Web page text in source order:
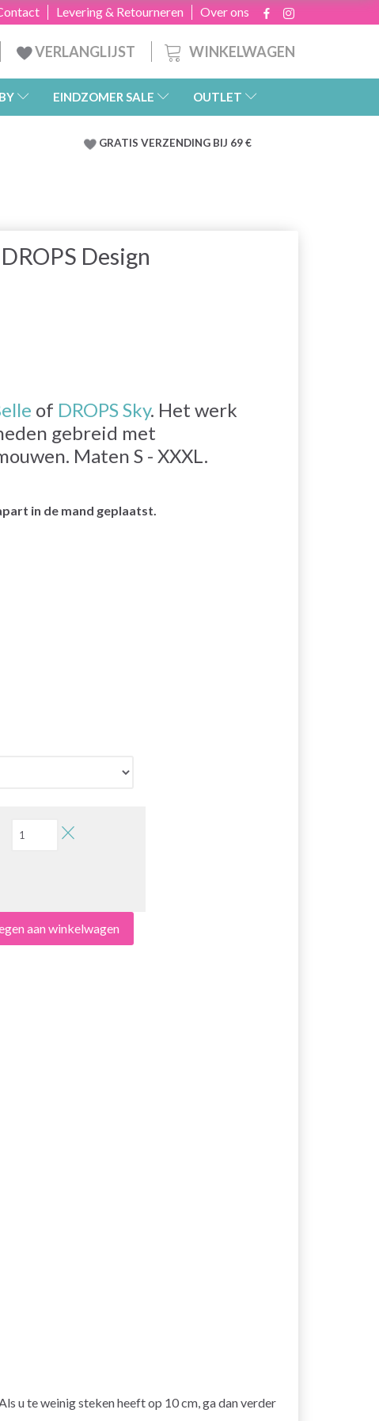
Over ons
Levering & Retourneren
WINKELWAGEN
VERLANGLIJST
EINDZOMER SALE OUTLET
GRATIS VERZENDING BIJ 69 €
Design
of DROPS Sky. Het werk
gebreid met
Maten S - XXXL.
in de mand geplaatst.
aan winkelwagen
u te weinig steken heeft op 10 cm, ga dan verder